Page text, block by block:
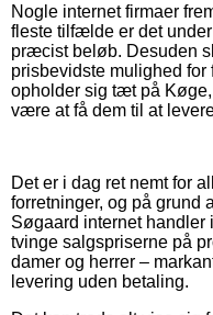
Nogle internet firmaer
fleste tilfælde er det
præcist beløb. Desuden
prisbevidste mulighed for
opholder sig tæt på
være at få dem til at
Det er i dag ret nemt for
forretninger, og på grund
Søgaard internet handler
tvinge salgspriserne på
damer og herrer –
levering uden betaling.